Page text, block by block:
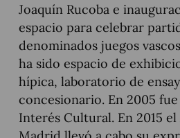
Joaquín Rucoba e
espacio para celebrar
denominados juegos
ha sido espacio de
hípica, laboratorio de
concesionario. En 2005
Interés Cultural. En 2015